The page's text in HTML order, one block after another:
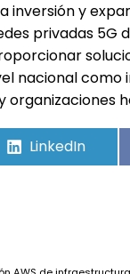
inversión y
privadas
nacional
organizaciones
LinkedIn